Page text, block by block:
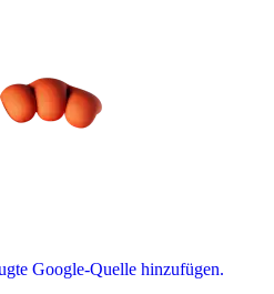
Google-Quelle hinzufügen.